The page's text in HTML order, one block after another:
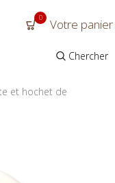
0 Votre panier
Chercher
et hochet de